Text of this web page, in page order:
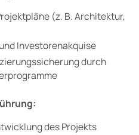
(z. B. Architektur,
Investorenakquise
durch
des Projekts